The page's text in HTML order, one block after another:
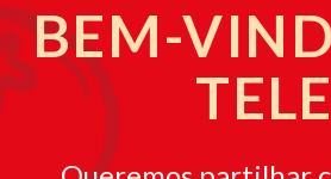
BEM-